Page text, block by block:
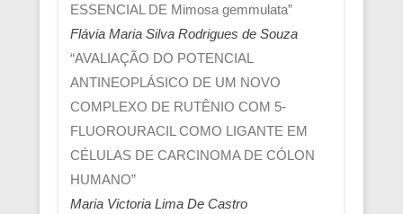
ESSENCIAL DE Mimosa gemmulata”
Flávia Maria Silva Rodrigues de Souza
“AVALIAÇÃO DO POTENCIAL
ANTINEOPLÁSICO DE UM NOVO
COMPLEXO DE RUTÊNIO COM 5-
FLUOROURACIL COMO LIGANTE EM
CÉLULAS DE CARCINOMA DE CÓLON
HUMANO”
Maria Victoria Lima De Castro